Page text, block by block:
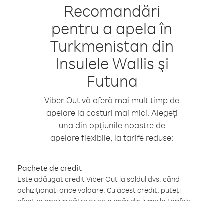
Recomandări
pentru a apela în
Turkmenistan din
Insulele Wallis şi
Futuna
Viber Out vă oferă mai mult timp de
apelare la costuri mai mici. Alegeți
una din opțiunile noastre de
apelare flexibile, la tarife reduse:
Pachete de credit
Este adăugat credit Viber Out la soldul dvs. când
achiziționați orice valoare. Cu acest credit, puteți